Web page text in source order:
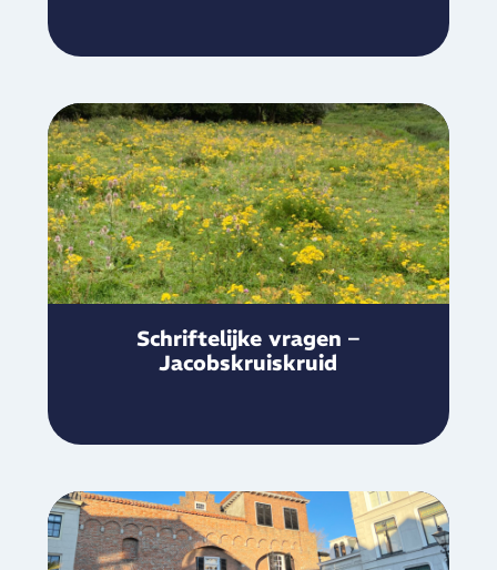
Schriftelijke vragen –
Jacobskruiskruid